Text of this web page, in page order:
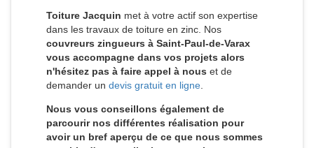
Toiture Jacquin met à votre actif son expertise
dans les travaux de toiture en zinc. Nos
couvreurs zingueurs à Saint-Paul-de-Varax
vous accompagne dans vos projets alors
n'hésitez pas à faire appel à nous et de
demander un devis gratuit en ligne
Nous vous conseillons également de
parcourir nos différentes réalisation pour
avoir un bref aperçu de ce que nous sommes